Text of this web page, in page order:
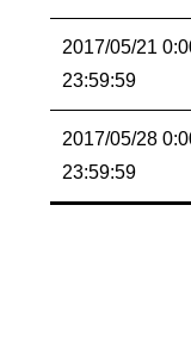
2017/05/21
23:59:59
2017/05/28
23:59:59